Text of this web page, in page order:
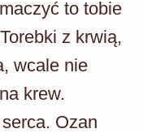
to tobie
z krwią,
wcale nie
krew.
serca. Ozan